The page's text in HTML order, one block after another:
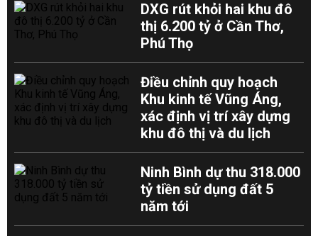
DXG rút khỏi hai khu đô
thị 6.200 tỷ ở Cần Thơ,
Phú Thọ
Điều chỉnh quy hoạch
Khu kinh tế Vũng Áng,
xác định vị trí xây dựng
khu đô thị và du lịch
Ninh Bình dự thu 318.000
tỷ tiền sử dụng đất 5
năm tới